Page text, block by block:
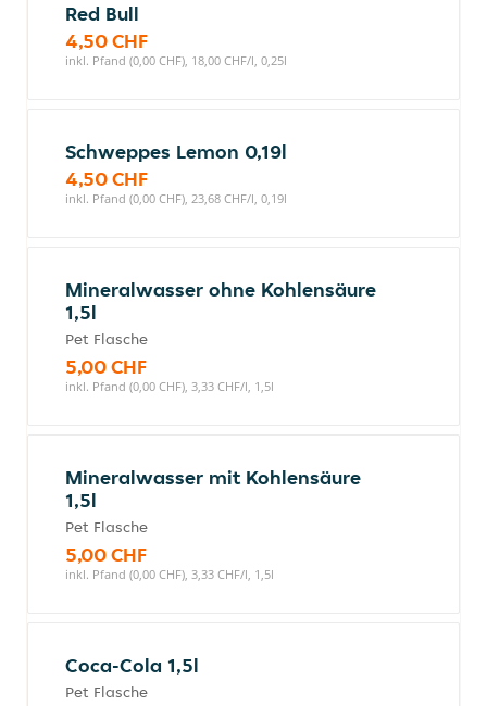
Red Bull
4,50 CHF
inkl. Pfand (0,00 CHF), 18,00 CHF/l, 0,25l
Schweppes Lemon 0,19l
4,50 CHF
inkl. Pfand (0,00 CHF), 23,68 CHF/l, 0,19l
Mineralwasser ohne Kohlensäure
1,5l
Pet Flasche
5,00 CHF
inkl. Pfand (0,00 CHF), 3,33 CHF/l, 1,5l
Mineralwasser mit Kohlensäure
1,5l
Pet Flasche
5,00 CHF
inkl. Pfand (0,00 CHF), 3,33 CHF/l, 1,5l
Coca-Cola 1,5l
Pet Flasche